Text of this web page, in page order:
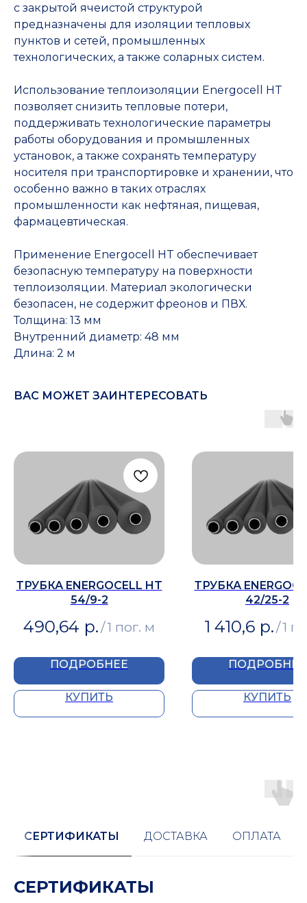
с закрытой ячеистой структурой
предназначены для изоляции тепловых
пунктов и сетей, промышленных
технологических, а также соларных систем.
Использование теплоизоляции Energocell HT
позволяет снизить тепловые потери,
поддерживать технологические параметры
работы оборудования и промышленных
установок, а также сохранять температуру
носителя при транспортировке и хранении, что
особенно важно в таких отраслях
промышленности как нефтяная, пищевая,
фармацевтическая.
Применение Energocell HT обеспечивает
безопасную температуру на поверхности
теплоизоляции. Материал экологически
безопасен, не содержит фреонов и ПВХ.
Толщина: 13 мм
Внутренний диаметр: 48 мм
Длина: 2 м
ВАС МОЖЕТ ЗАИНТЕРЕСОВАТЬ
ТРУБКА ENERGOCELL HT
54/9-2
490,64 р./1 пог. м
ПОДРОБНЕЕ
КУПИТЬ
ТРУБКА
42/25-2
1 410,6 р./1
ПОДРОБНЕЕ
КУПИТЬ
СЕРТИФИКАТЫ ДОСТАВКА ОПЛАТА
СЕРТИФИКАТЫ